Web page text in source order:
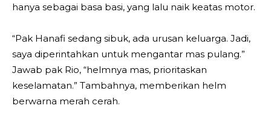
hanya sebagai basa basi, yang lalu naik keatas motor.
“Pak Hanafi sedang sibuk, ada urusan keluarga. Jadi,
saya diperintahkan untuk mengantar mas pulang.”
Jawab pak Rio, “helmnya mas, prioritaskan
keselamatan.” Tambahnya, memberikan helm
berwarna merah cerah.